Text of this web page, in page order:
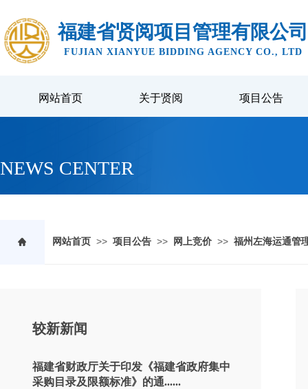
福建省贤阅项目管理有限公司
FUJIAN XIANYUE BIDDING AGENCY CO., LTD
网站首页 关于贤阅 项目公告
NEWS CENTER
网站首页 >> 项目公告 >> 网上竞价 >> 福州左海运通管
较新新闻
福建省财政厅关于印发《福建省政府集中
采购目录及限额标准》的通......